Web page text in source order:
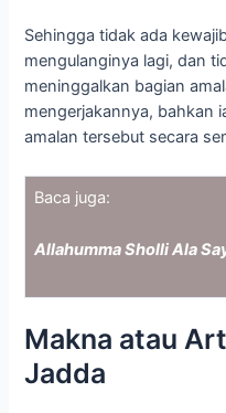
Sehingga tidak ada
mengulanginya lagi, dan
meninggalkan bagian
mengerjakannya, bahkan
amalan tersebut secara
Baca juga:
Allahumma Sholli Ala
Makna atau
Jadda